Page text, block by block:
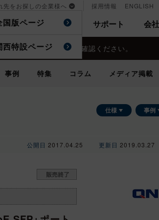
事例 特集 サポート 会
先をお探しの企業様へ
国版ページ
西特設ページ
採用情報 ENGLISH
品などはこちら からご確認ください。
事例 特集 コラム メディア掲載
仕様 事例
公開日 2017.04.25 更新日 2019.03.27
事例 特集 サポート 会
先をお探しの企業様へ
国版ページ
西特設ページ
採用情報 ENGLISH
品などはこちら からご確認ください。
事例 特集 コラム メディア掲載